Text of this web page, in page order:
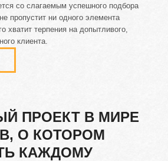
со слагаемым успешного подбора
пропустит ни одного элемента
хватит терпения на допытливого,
клиента.
ПРОЕКТ В МИРЕ
О КОТОРОМ
КАЖДОМУ